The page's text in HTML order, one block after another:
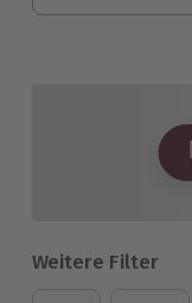
Weitere Filter